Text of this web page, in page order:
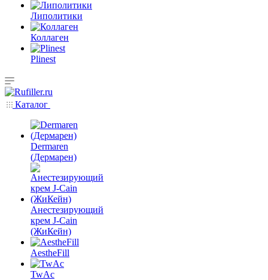
Липолитики
Коллаген
Plinest
Каталог
Dermaren
(Дермарен)
Анестезирующий
крем J-Cain
(ЖиКейн)
AestheFill
TwAc